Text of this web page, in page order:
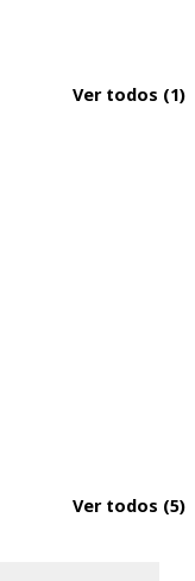
Ver todos (1)
Ver todos (5)